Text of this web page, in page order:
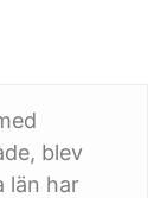
blev
län har